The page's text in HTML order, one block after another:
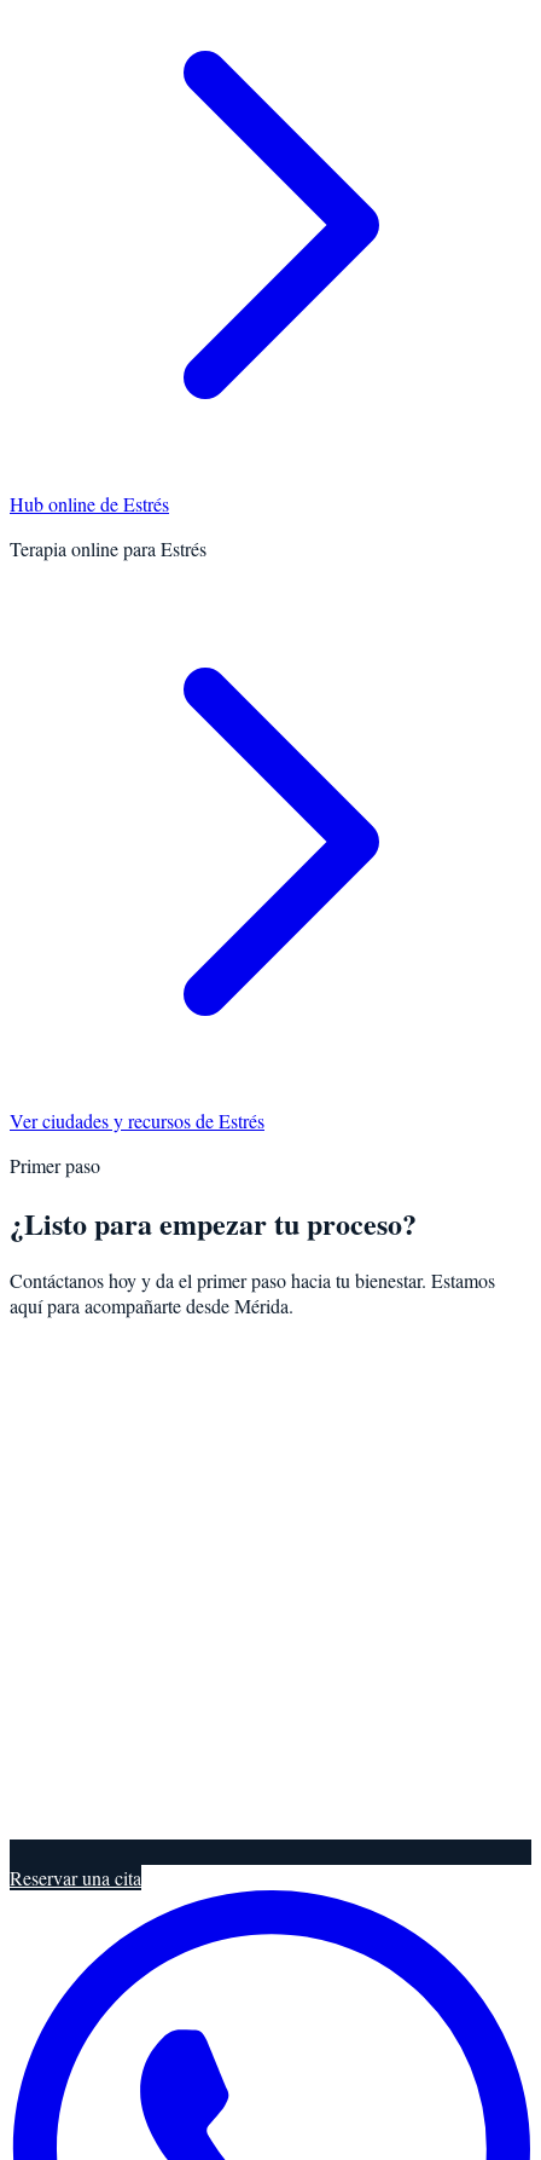
Hub online deEstrés
Terapia online para Estrés
Ver ciudades y recursos deEstrés
Primer paso
¿Listo para empezar tu proceso?
Contáctanos hoy y da el primer paso hacia tu bienestar. Estamos
aquí para acompañarte desdeMérida.
Reservar una cita